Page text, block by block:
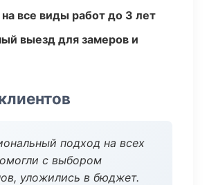
на все виды работ до 3 лет
выезд для замеров и
подход на всех
с выбором
уложились в бюджет.